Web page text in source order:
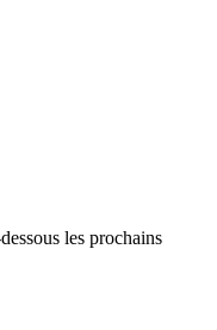
les prochains